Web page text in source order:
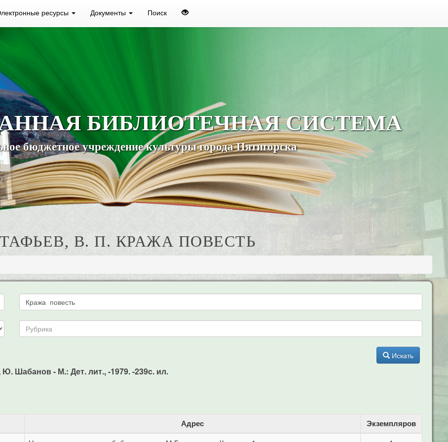
ресурсы Документы Поиск
БИБЛИОТЕЧНАЯ СИСТЕМА
бюджетное учреждение культуры города Пятигорска
В. П. КРАЖА ПОВЕСТЬ
Искать
Шабанов - М.: Дет. лит., -1979. -239c. ил.
Адрес Экземпляров